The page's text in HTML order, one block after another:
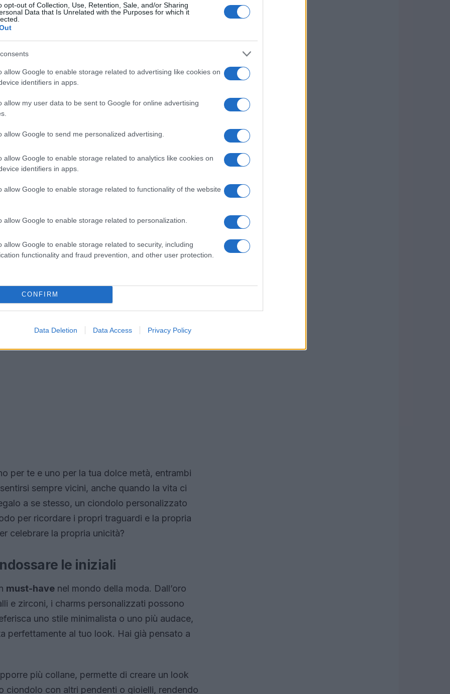
opt-out of Collection, Use, Retention, Sale, and/or Sharing
Data that Is Unrelated with the Purposes for which it
allow Google to enable storage related to advertising like cookies on
identifiers in apps.
allow my user data to be sent to Google for online advertising
allow Google to send me personalized advertising.
allow Google to enable storage related to analytics like cookies on
identifiers in apps.
allow Google to enable storage related to functionality of the website
allow Google to enable storage related to personalization.
allow Google to enable storage related to security, including
functionality and fraud prevention, and other user protection.
CONFIRM
Data Deletion Data Access Privacy Policy
un charm personalizzato non è solo una
la propria identità
l’iniziale del tuo migliore amico: ogni
e i momenti trascorsi insieme. E non
messaggi speciali o significati
Non è meraviglioso pensare che un
potenti?
per ogni occasione. Che si tratti di un
speciale, un ciondolo
segno. Regalare un ciondolo con le iniziali di
amore e affetto, ma può anche rappresentare
Chi non ama ricevere un regalo
per te e uno per la tua dolce metà, entrambi
sempre vicini, anche quando la vita ci
a se stesso, un ciondolo personalizzato
per ricordare i propri traguardi e la propria
celebrare la propria unicità?
le iniziali
must-have nel mondo della moda. Dall’oro
e zirconi, i charms personalizzati possono
uno stile minimalista o uno più audace,
perfettamente al tuo look. Hai già pensato a
più collane, permette di creare un look
ciondolo con altri pendenti o gioielli, rendendo